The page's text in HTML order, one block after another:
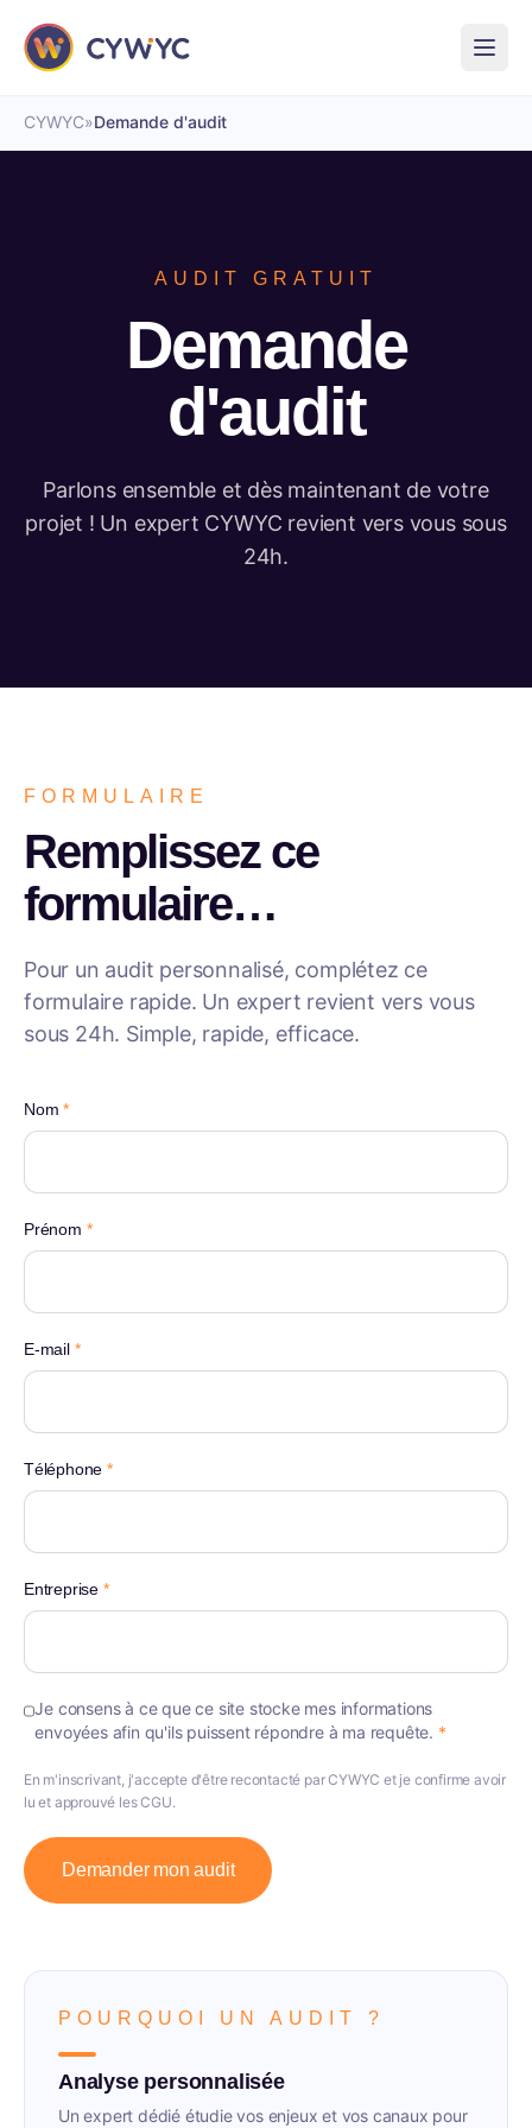
CYWYC»Demande d'audit
AUDIT GRATUIT
Demande
d'audit
Parlons ensemble et dès maintenant de votre
projet ! Un expert CYWYC revient vers vous sous
24h.
FORMULAIRE
Remplissez ce
formulaire…
Pour un audit personnalisé, complétez ce
formulaire rapide. Un expert revient vers vous
sous 24h. Simple, rapide, efficace.
Nom *
Prénom *
E-mail *
Téléphone *
Entreprise *
Je consens à ce que ce site stocke mes informations
envoyées afin qu'ils puissent répondre à ma requête. *
En m'inscrivant, j'accepte d'être recontacté par CYWYC et je confirme avoir
lu et approuvé les CGU.
Demander mon audit
POURQUOI UN AUDIT ?
Analyse personnalisée
Un expert dédié étudie vos enjeux et vos canaux pour